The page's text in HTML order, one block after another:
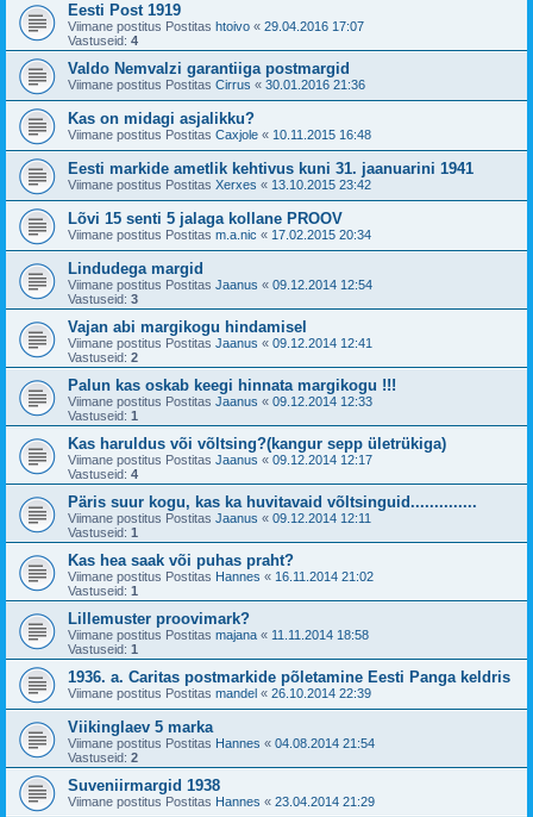
Eesti Post 1919
Viimane postitus Postitas htoivo « 29.04.2016 17:07
Vastuseid: 4
Valdo Nemvalzi garantiiga postmargid
Viimane postitus Postitas Cirrus « 30.01.2016 21:36
Kas on midagi asjalikku?
Viimane postitus Postitas Caxjole « 10.11.2015 16:48
Eesti markide ametlik kehtivus kuni 31. jaanuarini 1941
Viimane postitus Postitas Xerxes « 13.10.2015 23:42
Lõvi 15 senti 5 jalaga kollane PROOV
Viimane postitus Postitas m.a.nic « 17.02.2015 20:34
Lindudega margid
Viimane postitus Postitas Jaanus « 09.12.2014 12:54
Vastuseid: 3
Vajan abi margikogu hindamisel
Viimane postitus Postitas Jaanus « 09.12.2014 12:41
Vastuseid: 2
Palun kas oskab keegi hinnata margikogu !!!
Viimane postitus Postitas Jaanus « 09.12.2014 12:33
Vastuseid: 1
Kas haruldus või võltsing?(kangur sepp ületrükiga)
Viimane postitus Postitas Jaanus « 09.12.2014 12:17
Vastuseid: 4
Päris suur kogu, kas ka huvitavaid võltsinguid..............
Viimane postitus Postitas Jaanus « 09.12.2014 12:11
Vastuseid: 1
Kas hea saak või puhas praht?
Viimane postitus Postitas Hannes « 16.11.2014 21:02
Vastuseid: 1
Lillemuster proovimark?
Viimane postitus Postitas majana « 11.11.2014 18:58
Vastuseid: 1
1936. a. Caritas postmarkide põletamine Eesti Panga keldris
Viimane postitus Postitas mandel « 26.10.2014 22:39
Viikinglaev 5 marka
Viimane postitus Postitas Hannes « 04.08.2014 21:54
Vastuseid: 2
Suveniirmargid 1938
Viimane postitus Postitas Hannes « 23.04.2014 21:29